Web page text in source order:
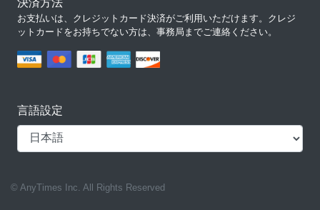
決済方法
お支払いは、クレジットカード決済がご利用いただけます。クレジ
ットカードをお持ちでない方は、事務局までご連絡ください。
言語設定
© AnyTimes Inc. All Rights Reserved